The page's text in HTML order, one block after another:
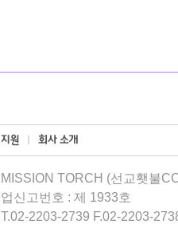
MISSION TORCH (선교횃불
업신고번호 : 제 1933호
T.02-2203-2739 F.02-2203-